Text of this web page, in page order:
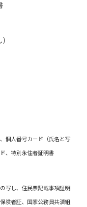
個人番号カード（氏名と写
、特別永住者証明書
写し、住民票記載事項証明
険者証、国家公務員共済組